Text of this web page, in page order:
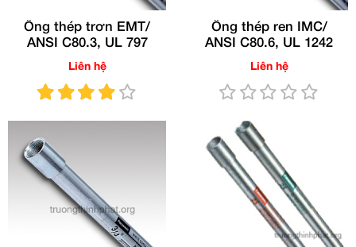
Ống thép trơn EMT/
ANSI C80.3, UL 797
Liên hệ
Ống thép ren IMC/
ANSI C80.6, UL 1242
Liên hệ